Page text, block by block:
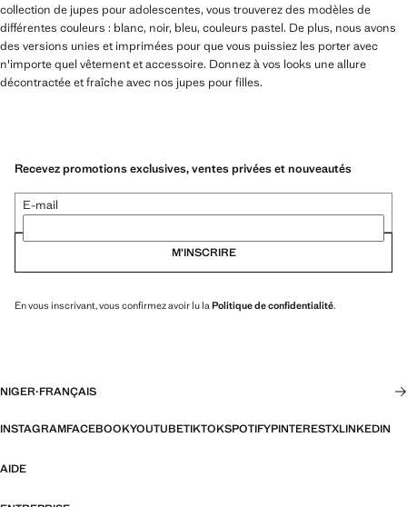
collection de jupes pour adolescentes, vous trouverez des modèles de
différentes couleurs : blanc, noir, bleu, couleurs pastel. De plus, nous avons
des versions unies et imprimées pour que vous puissiez les porter avec
n'importe quel vêtement et accessoire. Donnez à vos looks une allure
décontractée et fraîche avec nos jupes pour filles.
Recevez promotions exclusives, ventes privées et nouveautés
E-mail
M’INSCRIRE
En vous inscrivant, vous confirmez avoir lu la Politique de confidentialité.
NIGER·FRANÇAIS
INSTAGRAMFACEBOOKYOUTUBETIKTOKSPOTIFYPINTERESTXLINKEDIN
AIDE